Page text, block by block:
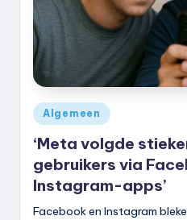
Geplaatst
in
Algemeen
‘Meta volgde
gebruikers via
Instagram-apps’
Facebook en Instagram